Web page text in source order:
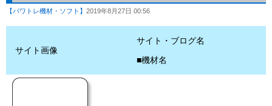
【パワトレ機材・ソフト】 2019年8月27日 00:56
サイト画像
サイト・ブログ名
■機材名